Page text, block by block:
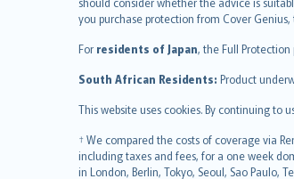
you purchase protection from Cover
For residents of Japan, the Full Protection
South African Residents: Product
This website uses cookies. By continuing to
† We compared the costs of coverage via
including taxes and fees, for a one week
in London, Berlin, Tokyo, Seoul, Sao Paulo,
Português
svenska
日本語
한국어
norsk
suomi
العربيّة